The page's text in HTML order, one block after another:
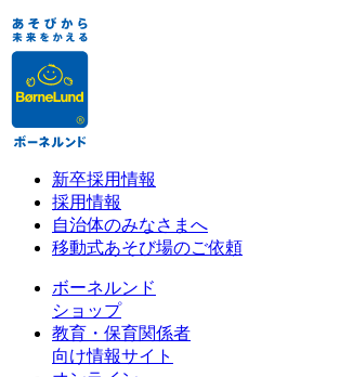
新卒採用情報
採用情報
自治体のみなさまへ
移動式あそび場のご依頼
ボーネルンド
ショップ
教育・保育関係者
向け情報サイト